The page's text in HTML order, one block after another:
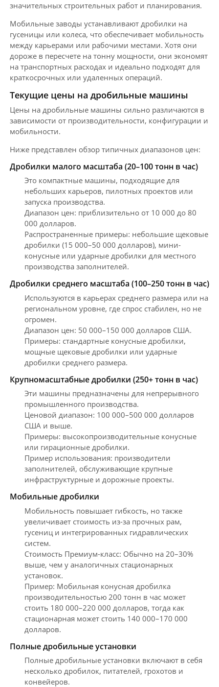
значительных строительных работ и планирования.
Мобильные заводы устанавливают дробилки на
гусеницы или колеса, что обеспечивает мобильность
между карьерами или рабочими местами. Хотя они
дороже в пересчете на тонну мощности, они экономят
на транспортных расходах и идеально подходят для
краткосрочных или удаленных операций.
Текущие цены на дробильные машины
Цены на дробильные машины сильно различаются в
зависимости от производительности, конфигурации и
мобильности.
Ниже представлен обзор типичных диапазонов цен:
Дробилки малого масштаба (20–100 тонн в час)
Это компактные машины, подходящие для
небольших карьеров, пилотных проектов или
запуска производства.
Диапазон цен: приблизительно от 10 000 до 80
000 долларов.
Распространенные примеры: небольшие щековые
дробилки (15 000–50 000 долларов), мини-
конусные или ударные дробилки для местного
производства заполнителей.
Дробилки среднего масштаба (100–250 тонн в час)
Используются в карьерах среднего размера или на
региональном уровне, где спрос стабилен, но не
огромен.
Диапазон цен: 50 000–150 000 долларов США.
Примеры: стандартные конусные дробилки,
мощные щековые дробилки или ударные
дробилки среднего размера.
Крупномасштабные дробилки (250+ тонн в час)
Эти машины предназначены для непрерывного
промышленного производства.
Ценовой диапазон: 100 000–500 000 долларов
США и выше.
Примеры: высокопроизводительные конусные
или гирационные дробилки.
Пример использования: производители
заполнителей, обслуживающие крупные
инфраструктурные и дорожные проекты.
Мобильные дробилки
Мобильность повышает гибкость, но также
увеличивает стоимость из-за прочных рам,
гусениц и интегрированных гидравлических
систем.
Стоимость Премиум-класс: Обычно на 20–30%
выше, чем у аналогичных стационарных
установок.
Пример: Мобильная конусная дробилка
производительностью 200 тонн в час может
стоить 180 000–220 000 долларов, тогда как
стационарная может стоить 140 000–170 000
долларов.
Полные дробильные установки
Полные дробильные установки включают в себя
несколько дробилок, питателей, грохотов и
конвейеров.